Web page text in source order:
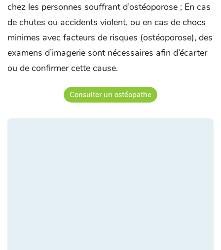
chez les personnes souffrant d’ostéoporose ; En cas
de chutes ou accidents violent, ou en cas de chocs
minimes avec facteurs de risques (ostéoporose), des
examens d’imagerie sont nécessaires afin d’écarter
ou de confirmer cette cause.
Consulter un ostéopathe